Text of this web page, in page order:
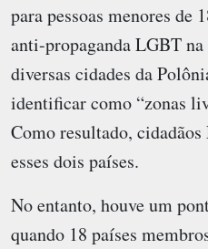
para pessoas menores de
anti-propaganda LGBT
diversas cidades da
identificar como “zonas
Como resultado,
esses dois países.
No entanto, houve um
quando 18 países